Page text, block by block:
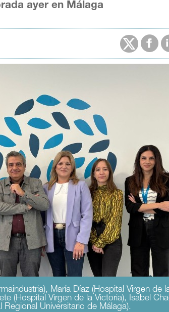
ayer en Málaga
María Díaz (Hospital Virgen de
(Hospital Virgen de la Victoria), Isabel
Regional Universitario de Málaga).